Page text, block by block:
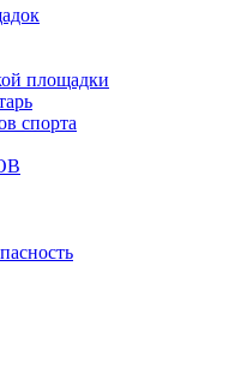
площадки
спорта